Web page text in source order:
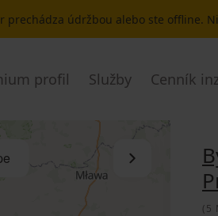
prechádza údržbou alebo ste offline.
profil Služby Cenník
Skryť zoznam
(5